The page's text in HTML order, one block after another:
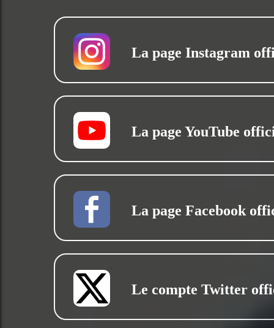
La page Instagram
La page YouTube
La page Facebook
Le compte Twitter